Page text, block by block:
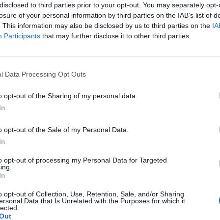
to third parties prior to your opt-out. You may separately
of your personal information by third parties on the IAB’s list of
This information may also be disclosed by us to third parties on the
Participants that may further disclose it to other third parties.
Data Processing Opt Outs
opt-out of the Sharing of my personal data.
opt-out of the Sale of my Personal Data.
opt-out of processing my Personal Data for Targeted
opt-out of Collection, Use, Retention, Sale, and/or Sharing
Data that Is Unrelated with the Purposes for which it
di euro per gli introiti dalle aree di servizio
rinnovo degli affidamenti delle stesse,
dell' attività operativa di europpass che
del lavoro netto (122,2 milioni di euro),
Rudy Giuliani a Come States?
americana